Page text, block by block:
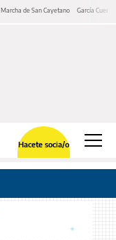
Marcha de San Cayetano García Cuerva
Hacete socia/o